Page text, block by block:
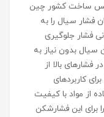
ساخت کشور چین
فشار سیال را به‌
فشار جلوگیری
بدون نیاز به
بالا از
کاربردهای
از مواد با کیفیت
برای این فشارشکن